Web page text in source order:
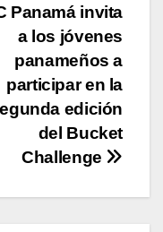
Panamá invita
a los jóvenes
panameños a
participar en la
edición
del Bucket
Challenge